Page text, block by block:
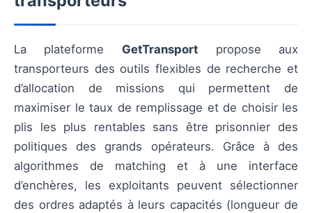
La plateforme GetTransport propose aux
transporteurs des outils flexibles de recherche et
d’allocation de missions qui permettent de
maximiser le taux de remplissage et de choisir les
plis les plus rentables sans être prisonnier des
politiques des grands opérateurs. Grâce à des
algorithmes de matching et à une interface
d’enchères, les exploitants peuvent sélectionner
des ordres adaptés à leurs capacités (longueur de